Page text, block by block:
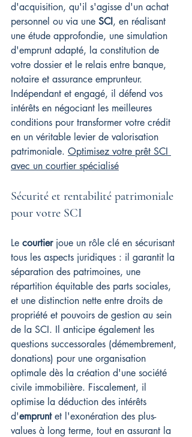
d'acquisition, qu'il s'agisse d'un achat
personnel ou via une SCI, en réalisant
une étude approfondie, une simulation
d'emprunt adapté, la constitution de
votre dossier et le relais entre banque,
notaire et assurance emprunteur.
Indépendant et engagé, il défend vos
intérêts en négociant les meilleures
conditions pour transformer votre crédit
en un véritable levier de valorisation
patrimoniale. Optimisez votre prêt SCI
avec un courtier spécialisé
Sécurité et rentabilité patrimoniale
pour votre SCI
Le courtier joue un rôle clé en sécurisant
tous les aspects juridiques : il garantit la
séparation des patrimoines, une
répartition équitable des parts sociales,
et une distinction nette entre droits de
propriété et pouvoirs de gestion au sein
de la SCI. Il anticipe également les
questions successorales (démembrement,
donations) pour une organisation
optimale dès la création d'une société
civile immobilière. Fiscalement, il
optimise la déduction des intérêts
d'emprunt et l'exonération des plus-
values à long terme, tout en assurant la